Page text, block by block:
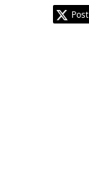
Post